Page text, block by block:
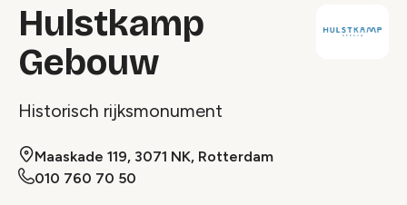
Hulstkamp
Gebouw
Historisch rijksmonument
Maaskade 119, 3071 NK, Rotterdam
010 760 70 50